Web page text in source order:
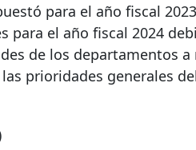
para el año fiscal
para el año fiscal 2024
de los departamentos a
prioridades generales